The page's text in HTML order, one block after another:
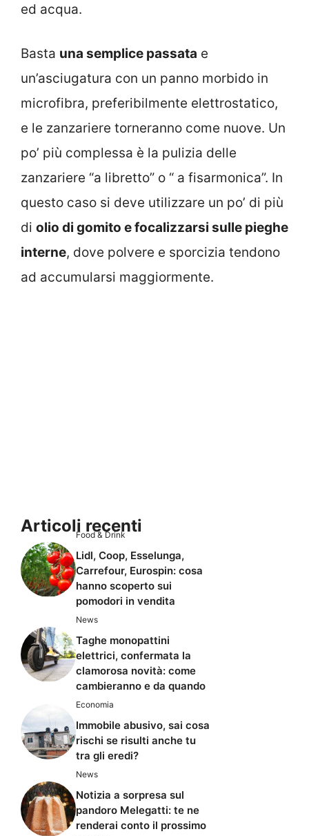
ed acqua.
Basta una semplice passata e
un’asciugatura con un panno morbido in
microfibra, preferibilmente elettrostatico,
e le zanzariere torneranno come nuove. Un
po’ più complessa è la pulizia delle
zanzariere “a libretto” o “ a fisarmonica”. In
questo caso si deve utilizzare un po’ di più
di olio di gomito e focalizzarsi sulle pieghe
interne, dove polvere e sporcizia tendono
ad accumularsi maggiormente.
Articoli recenti
Food & Drink
Lidl, Coop, Esselunga,
Carrefour, Eurospin: cosa
hanno scoperto sui
pomodori in vendita
News
Taghe monopattini
elettrici, confermata la
clamorosa novità: come
cambieranno e da quando
Economia
Immobile abusivo, sai cosa
rischi se risulti anche tu
tra gli eredi?
News
Notizia a sorpresa sul
pandoro Melegatti: te ne
renderai conto il prossimo